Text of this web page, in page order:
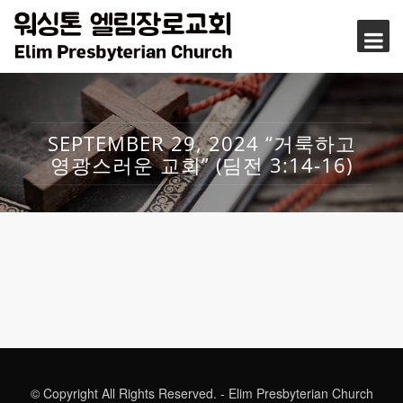
SEPTEMBER 29, 2024 “거룩하고
영광스러운 교회” (딤전 3:14-16)
© Copyright All Rights Reserved. - Elim Presbyterian Church